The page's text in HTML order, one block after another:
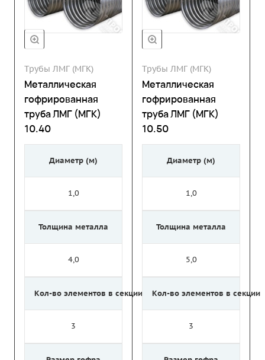
Трубы ЛМГ (МГК)
Металлическая
гофрированная
труба ЛМГ (МГК)
10.40
Диаметр (м)
1,0
Толщина металла
4,0
Кол-во элементов в секции
3
Трубы ЛМГ (МГК)
Металлическая
гофрированная
труба ЛМГ (МГК)
10.50
Диаметр (м)
1,0
Толщина металла
5,0
Кол-во элементов в секции
3